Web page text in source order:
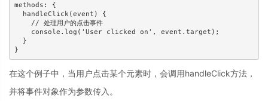
methods: {
  handleClick(event) {
    // 处理用户的点击事件
    console.log('User clicked on', event.target);
  }
}
在这个例子中，当用户点击某个元素时，会调用handleClick方法，
并将事件对象作为参数传入。